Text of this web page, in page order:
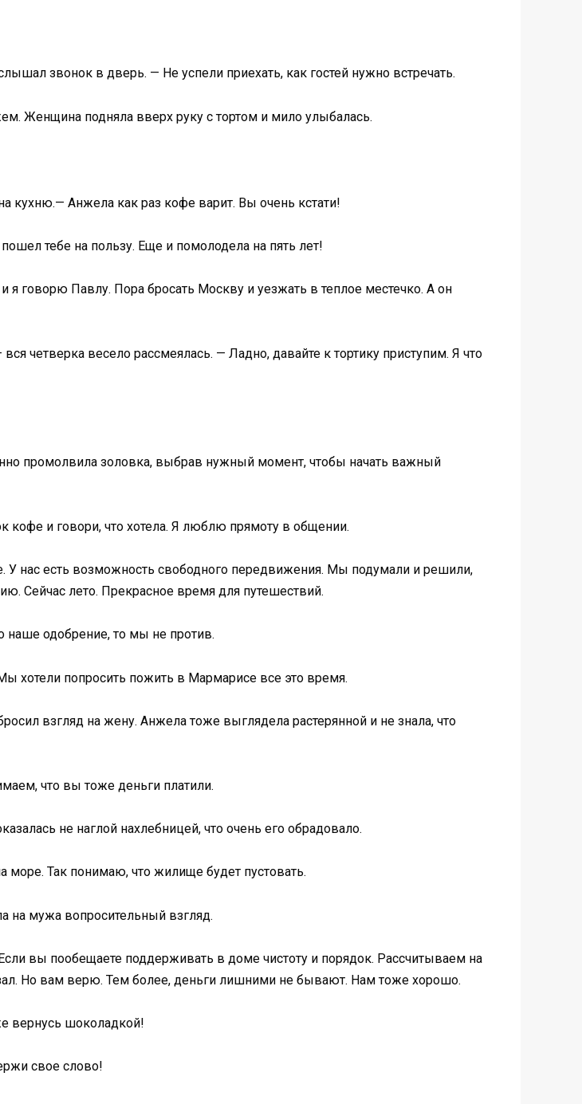
звонок в дверь. — Не успели приехать, как гостей нужно встречать.
Женщина подняла вверх руку с тортом и мило улыбалась.
Анжела как раз кофе варит. Вы очень кстати!
тебе на пользу. Еще и помолодела на пять лет!
говорю Павлу. Пора бросать Москву и уезжать в теплое местечко. А он
четверка весело рассмеялась. — Ладно, давайте к тортику приступим. Я что
промолвила золовка, выбрав нужный момент, чтобы начать важный
кофе и говори, что хотела. Я люблю прямоту в общении.
У нас есть возможность свободного передвижения. Мы подумали и решили,
Сейчас лето. Прекрасное время для путешествий.
одобрение, то мы не против.
хотели попросить пожить в Мармарисе все это время.
взгляд на жену. Анжела тоже выглядела растерянной и не знала, что
что вы тоже деньги платили.
не наглой нахлебницей, что очень его обрадовало.
Так понимаю, что жилище будет пустовать.
на мужа вопросительный взгляд.
вы пообещаете поддерживать в доме чистоту и порядок. Рассчитываем на
Но вам верю. Тем более, деньги лишними не бывают. Нам тоже хорошо.
вернусь шоколадкой!
свое слово!